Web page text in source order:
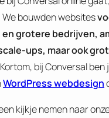
bouwden websites
grotere bedrijven,
ups, maar ook
bij Conversal
WordPress webdesign
kijkje nemen naar